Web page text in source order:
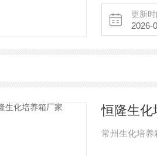
更新
2026-
恒隆生化
常州生化培养